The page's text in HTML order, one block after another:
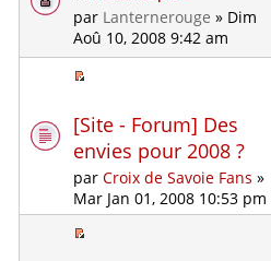
par Lanternerouge » Dim
Aoû 10, 2008 9:42 am
[Site - Forum] Des
envies pour 2008 ?
parCroix de Savoie Fans »
Mar Jan 01, 2008 10:53 pm